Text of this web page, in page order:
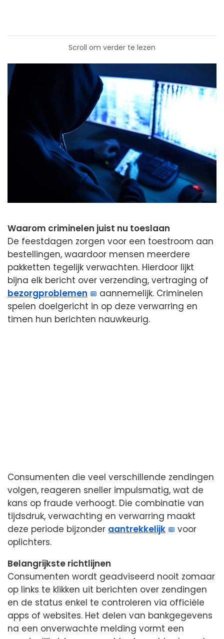
Scroll om verder te lezen
Waarom criminelen juist nu toeslaan
De feestdagen zorgen voor een toestroom aan
bestellingen, waardoor mensen meerdere
pakketten tegelijk verwachten. Hierdoor lijkt
bijna elk bericht over verzending, vertraging of
bezorgproblemen
aannemelijk. Criminelen
spelen doelgericht in op deze verwarring en
timen hun berichten nauwkeurig.
Consumenten die veel verschillende zendingen
volgen, reageren sneller impulsmatig, wat de
kans op fraude verhoogt. Die combinatie van
tijdsdruk, verwachting en verwarring maakt
deze periode bijzonder aantrekkelijk
voor
oplichters.
Belangrijkste richtlijnen
Consumenten wordt geadviseerd nooit zomaar
op links te klikken uit berichten over zendingen
en de status enkel te controleren via officiële
apps of websites. Het delen van bankgegevens
na een onverwachte melding vormt een